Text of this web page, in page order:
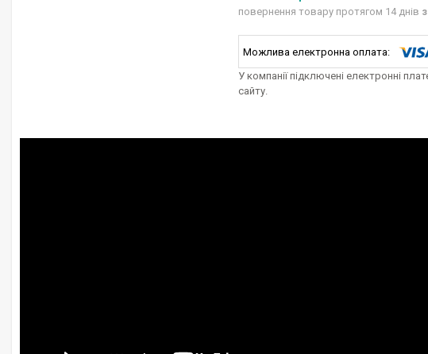
повернення товару протягом 14 днів
У компанії підключені електронні
сайту.